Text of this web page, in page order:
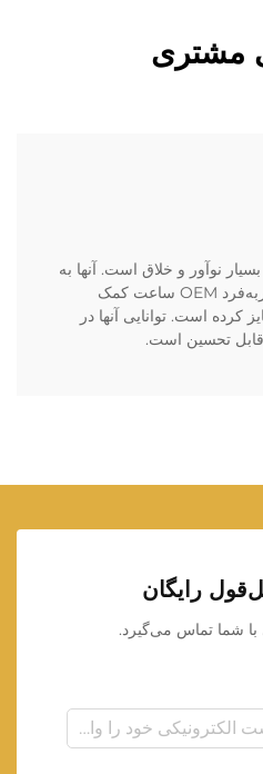
مشتری
نوآور و خلاق است. آنها به
ما در توسعه طرح‌های منحصربه‌فرد OEM ساعت کمک
کرده است. توانایی آنها در
قابل تحسین است.
رایگان
با شما تماس می‌گیرد.